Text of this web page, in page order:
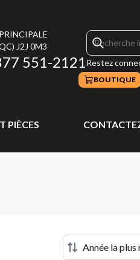
J2J 0M3
551-2121Restez
BOUTIQUE
PIÈCES